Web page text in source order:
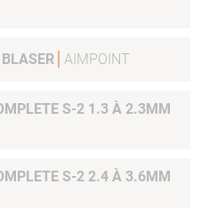
AIMPOINT
S-2 1.3 À 2.3MM
S-2 2.4 À 3.6MM